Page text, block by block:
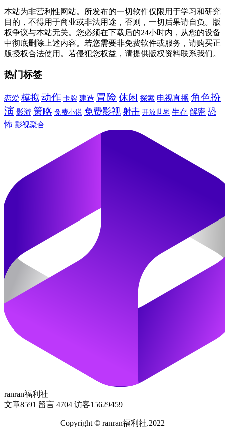
本站为非营利性网站。所发布的一切软件仅限用于学习和研究
目的，不得用于商业或非法用途，否则，一切后果请自负。版
权争议与本站无关。您必须在下载后的24小时内，从您的设备
中彻底删除上述内容。若您需要非免费软件或服务，请购买正
版授权合法使用。若侵犯您权益，请提供版权资料联系我们。
热门标签
恋爱 模拟 动作 卡牌 建造 冒险 休闲 探索 电视直播 角色扮
演 影游 策略 免费小说 免费影视 射击 开放世界 生存 解密 恐
怖 影视聚合
ranran福利社
文章8591 留言 4704 访客15629459
Copyright © ranran福利社.2022